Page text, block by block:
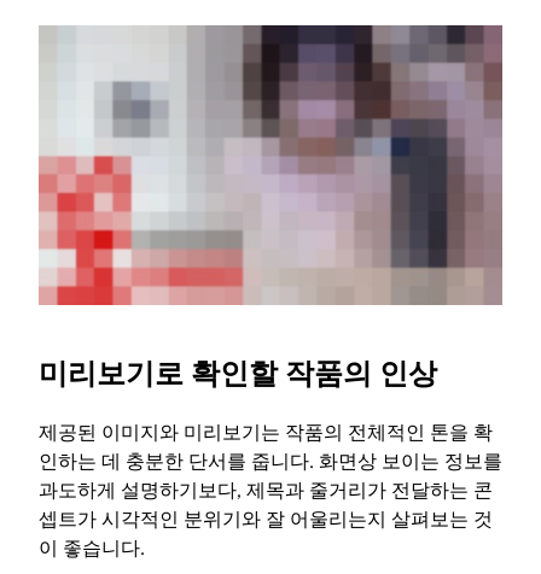
미리보기로 확인할 작품의 인상
제공된 이미지와 미리보기는 작품의 전체적인 톤을 확
인하는 데 충분한 단서를 줍니다. 화면상 보이는 정보를
과도하게 설명하기보다, 제목과 줄거리가 전달하는 콘
셉트가 시각적인 분위기와 잘 어울리는지 살펴보는 것
이 좋습니다.